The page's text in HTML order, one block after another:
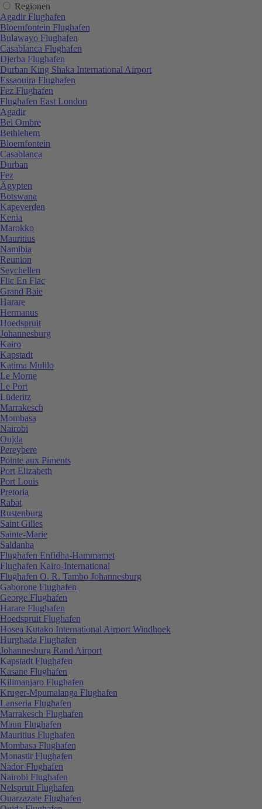
Regionen
Agadir Flughafen
Bloemfontein Flughafen
Bulawayo Flughafen
Casablanca Flughafen
Djerba Flughafen
Durban King Shaka International Airport
Essaouira Flughafen
Fez Flughafen
Flughafen East London
Agadir
Bel Ombre
Bethlehem
Bloemfontein
Casablanca
Durban
Fez
Ägypten
Botswana
Kapeverden
Kenia
Marokko
Mauritius
Namibia
Reunion
Seychellen
Flic En Flac
Grand Baie
Harare
Hermanus
Hoedspruit
Johannesburg
Kairo
Kapstadt
Katima Mulilo
Le Morne
Le Port
Lüderitz
Marrakesch
Mombasa
Nairobi
Oujda
Pereybere
Pointe aux Piments
Port Elizabeth
Port Louis
Pretoria
Rabat
Rustenburg
Saint Gilles
Sainte-Marie
Saldanha
Flughafen Enfidha-Hammamet
Flughafen Kairo-International
Flughafen O. R. Tambo Johannesburg
Gaborone Flughafen
George Flughafen
Harare Flughafen
Hoedspruit Flughafen
Hosea Kutako International Airport Windhoek
Hurghada Flughafen
Johannesburg Rand Airport
Kapstadt Flughafen
Kasane Flughafen
Kilimanjaro Flughafen
Kruger-Mpumalanga Flughafen
Lanseria Flughafen
Marrakesch Flughafen
Maun Flughafen
Mauritius Flughafen
Mombasa Flughafen
Monastir Flughafen
Nador Flughafen
Nairobi Flughafen
Nelspruit Flughafen
Ouarzazate Flughafen